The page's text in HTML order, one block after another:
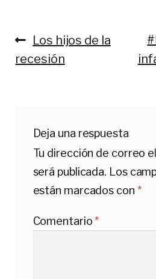
Navegación
de
Anterior:
Los hijos de la
recesión
Deja una respuesta
Tu dirección de correo
será publicada. Los
están marcados con *
Comentario*